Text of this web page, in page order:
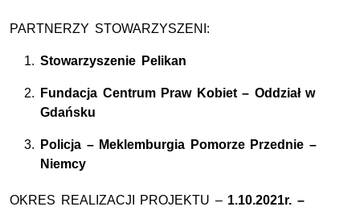
PARTNERZY STOWARZYSZENI:
Stowarzyszenie Pelikan
Fundacja Centrum Praw Kobiet – Oddział w
Gdańsku
Policja – Meklemburgia Pomorze Przednie –
Niemcy
OKRES REALIZACJI PROJEKTU – 1.10.2021r. –